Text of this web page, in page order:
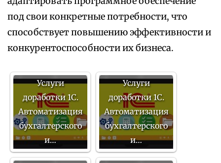
под свои конкретные потребности, что
способствует повышению эффективности и
конкурентоспособности их бизнеса.
Услуги
доработки 1С.
Автоматизация
бухгалтерского
и…
Услуги
доработки 1С.
Автоматизация
бухгалтерского
и…